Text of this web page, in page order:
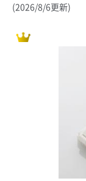
(2026/8/6更新)